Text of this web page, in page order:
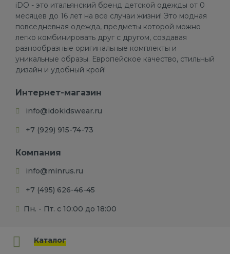
iDO - это итальянский бренд детской одежды от 0
месяцев до 16 лет на все случаи жизни! Это модная
повседневная одежда, предметы которой можно
легко комбинировать друг с другом, создавая
разнообразные оригинальные комплекты и
уникальные образы. Европейское качество, стильный
дизайн и удобный крой!
Интернет-магазин
info@idokidswear.ru
+7 (929) 915-74-73
Компания
info@minrus.ru
+7 (495) 626-46-45
Пн. - Пт. с 10:00 до 18:00
Каталог